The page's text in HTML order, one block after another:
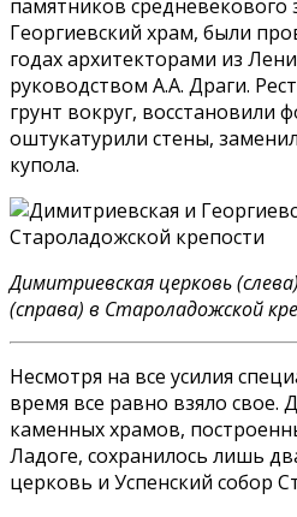
памятников средневекового
Георгиевский храм, были
годах архитекторами из
руководством А.А. Драги.
грунт вокруг,
оштукатурили стены,
купола.
Димитриевская церковь
(справа) в Староладожской
Несмотря на все усилия
время все равно взяло свое.
каменных храмов,
Ладоге, сохранилось лишь
церковь и Успенский собор